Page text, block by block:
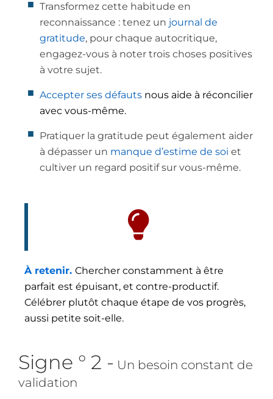
Transformez cette habitude en
reconnaissance : tenez un journal de
gratitude, pour chaque autocritique,
engagez-vous à noter trois choses positives
à votre sujet.
Accepter ses défauts nous aide à réconcilier
avec vous-même.
Pratiquer la gratitude peut également aider
à dépasser un manque d’estime de soi et
cultiver un regard positif sur vous-même.
À retenir. Chercher constamment à être
parfait est épuisant, et contre-productif.
Célébrer plutôt chaque étape de vos progrès,
aussi petite soit-elle.
Signe ° 2 - Un besoin constant de
validation